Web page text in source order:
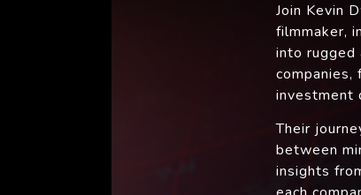
Join Kevin
filmmaker,
into rugged
investment
Their
between
insights